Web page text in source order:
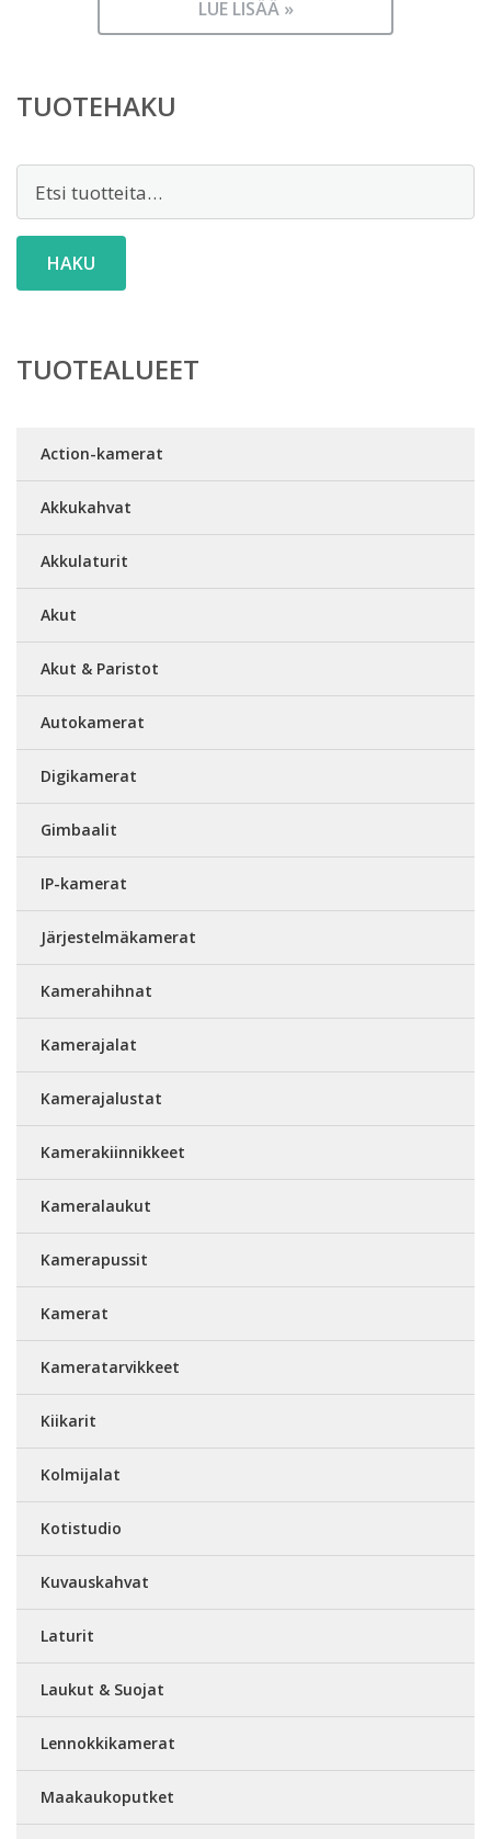
LUE LISÄÄ »
TUOTEHAKU
HAKU
TUOTEALUEET
Action-kamerat
Akkukahvat
Akkulaturit
Akut
Akut & Paristot
Autokamerat
Digikamerat
Gimbaalit
IP-kamerat
Järjestelmäkamerat
Kamerahihnat
Kamerajalat
Kamerajalustat
Kamerakiinnikkeet
Kameralaukut
Kamerapussit
Kamerat
Kameratarvikkeet
Kiikarit
Kolmijalat
Kotistudio
Kuvauskahvat
Laturit
Laukut & Suojat
Lennokkikamerat
Maakaukoputket